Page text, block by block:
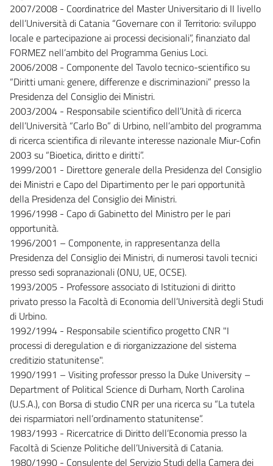
2007/2008 - Coordinatrice del Master Universitario di II livello
dell’Università di Catania “Governare con il Territorio: sviluppo
locale e partecipazione ai processi decisionali”, finanziato dal
FORMEZ nell’ambito del Programma Genius Loci.
2006/2008 - Componente del Tavolo tecnico-scientifico su
“Diritti umani: genere, differenze e discriminazioni” presso la
Presidenza del Consiglio dei Ministri.
2003/2004 - Responsabile scientifico dell’Unità di ricerca
dell’Università “Carlo Bo” di Urbino, nell’ambito del programma
di ricerca scientifica di rilevante interesse nazionale Miur-Cofin
2003 su “Bioetica, diritto e diritti”.
1999/2001 - Direttore generale della Presidenza del Consiglio
dei Ministri e Capo del Dipartimento per le pari opportunità
della Presidenza del Consiglio dei Ministri.
1996/1998 - Capo di Gabinetto del Ministro per le pari
opportunità.
1996/2001 – Componente, in rappresentanza della
Presidenza del Consiglio dei Ministri, di numerosi tavoli tecnici
presso sedi sopranazionali (ONU, UE, OCSE).
1993/2005 - Professore associato di Istituzioni di diritto
privato presso la Facoltà di Economia dell’Università degli Studi
di Urbino.
1992/1994 - Responsabile scientifico progetto CNR "I
processi di deregulation e di riorganizzazione del sistema
creditizio statunitense".
1990/1991 – Visiting professor presso la Duke University –
Department of Political Science di Durham, North Carolina
(U.S.A.), con Borsa di studio CNR per una ricerca su “La tutela
dei risparmiatori nell’ordinamento statunitense”.
1983/1993 - Ricercatrice di Diritto dell’Economia presso la
Facoltà di Scienze Politiche dell’Università di Catania.
1980/1990 - Consulente del Servizio Studi della Camera dei